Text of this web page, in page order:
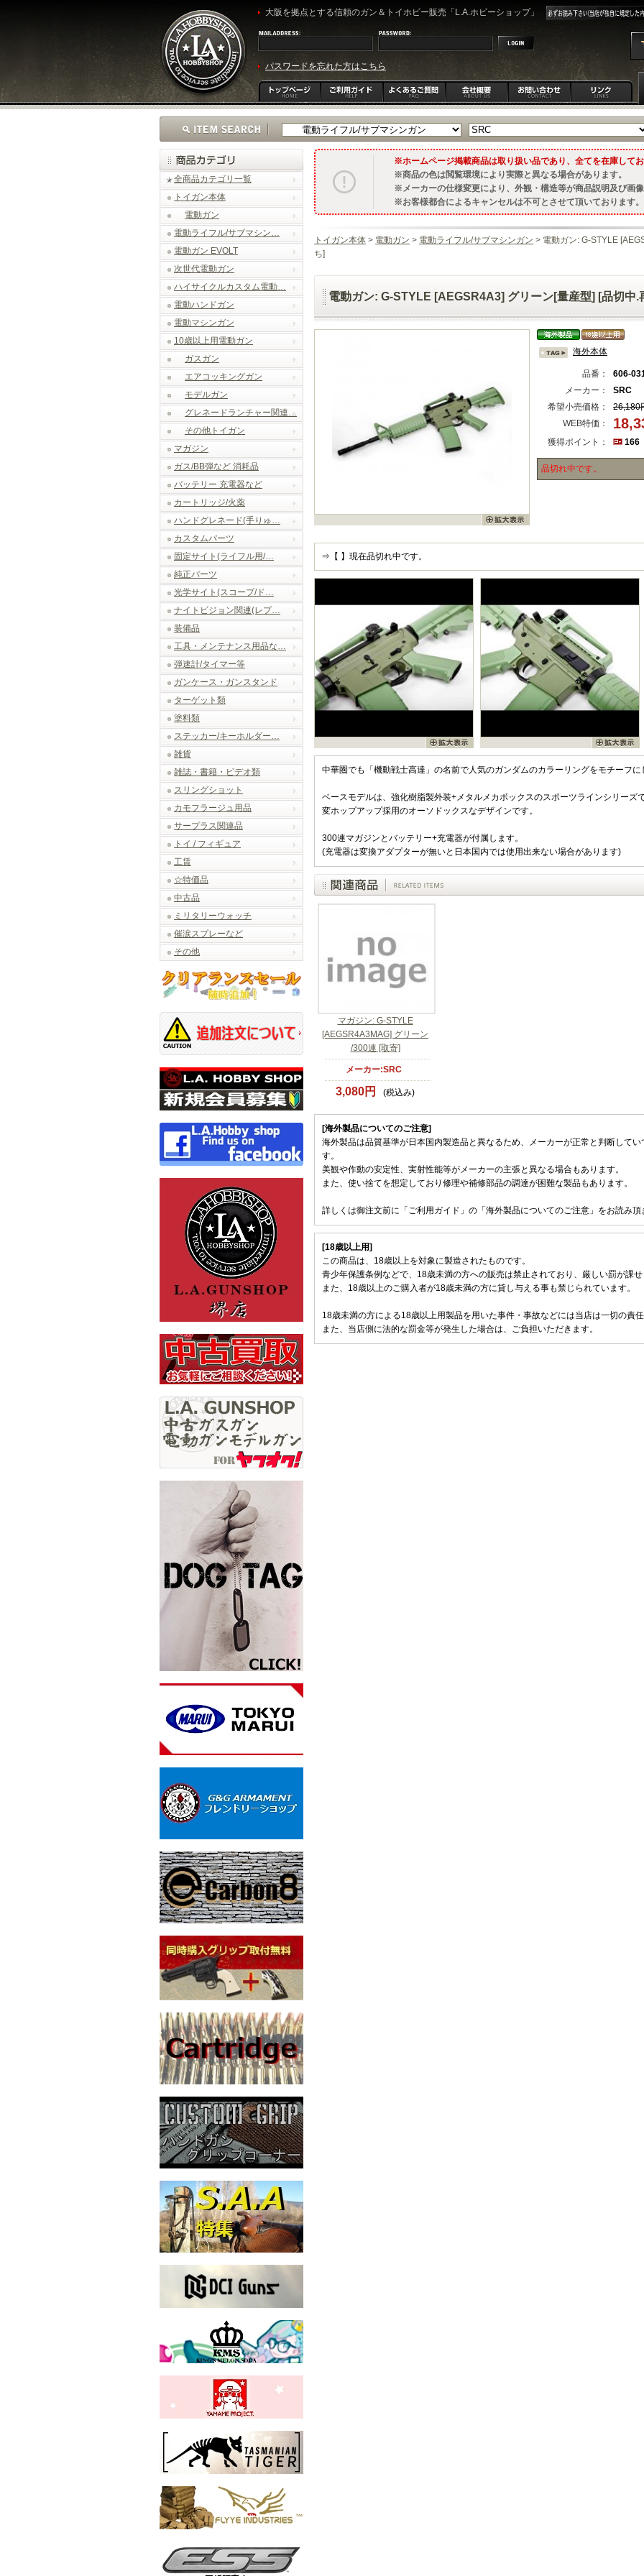
大阪を拠点とする信頼のガン＆トイホビー販売「L.A.ホビーショップ」
パスワードを忘れた方はこちら
全商品カテゴリ一覧
トイガン本体
電動ガン
電動ライフル/サブマシン…
電動ガン EVOLT
次世代電動ガン
ハイサイクルカスタム電動…
電動ハンドガン
電動マシンガン
10歳以上用電動ガン
ガスガン
エアコッキングガン
モデルガン
グレネードランチャー関連…
その他トイガン
マガジン
ガス/BB弾など 消耗品
バッテリー 充電器など
カートリッジ/火薬
ハンドグレネード(手りゅ…
カスタムパーツ
固定サイト(ライフル用/…
純正パーツ
光学サイト(スコープ/ド…
ナイトビジョン関連(レプ…
装備品
工具・メンテナンス用品な…
弾速計/タイマー等
ガンケース・ガンスタンド
ターゲット類
塗料類
ステッカー/キーホルダー…
雑貨
雑誌・書籍・ビデオ類
スリングショット
カモフラージュ用品
サープラス関連品
トイ / フィギュア
工賃
☆特価品
中古品
ミリタリーウォッチ
催涙スプレーなど
その他
ホームページ掲載商品は取り扱い品であり、全てを在庫してお
商品の色は閲覧環境により実際と異なる場合があります。
メーカーの仕様変更により、外観・構造等が商品説明及び画
お客様都合によるキャンセルは不可とさせて頂いております。
トイガン本体 > 電動ガン > 電動ライフル/サブマシンガン > 電動ガン: G-STYLE
ち]
電動ガン: G-STYLE [AEGSR4A3] グリーン[量産型] [品切中.
海外本体
品番：
606-
メーカー：
SRC
希望小売価格：
26,180
WEB特価：
獲得ポイント：
166
品切れ中です。
⇒【 】現在品切れ中です。
中華圏でも「機動戦士高達」の名前で人気のガンダムのカラーリングをモチーフに
ベースモデルは、強化樹脂製外装+メタルメカボックスのスポーツラインシリーズ
変ホップアップ採用のオーソドックスなデザインです。
300連マガジンとバッテリー+充電器が付属します。
(充電器は変換アダプターが無いと日本国内では使用出来ない場合があります)
マガジン: G-STYLE
[AEGSR4A3MAG] グリーン
/300連 [取寄]
メーカー:SRC
3,080円 (税込み)
[海外製品についてのご注意]
海外製品は品質基準が日本国内製造品と異なるため、メーカーが正常と判断して
す。
美観や作動の安定性、実射性能等がメーカーの主張と異なる場合もあります。
また、使い捨てを想定しており修理や補修部品の調達が困難な製品もあります。
詳しくは御注文前に「ご利用ガイド」の「海外製品についてのご注意」をお読み頂
[18歳以上用]
この商品は、18歳以上を対象に製造されたものです。
青少年保護条例などで、18歳未満の方への販売は禁止されており、厳しい罰が課せ
また、18歳以上のご購入者が18歳未満の方に貸し与える事も禁じられています。
18歳未満の方による18歳以上用製品を用いた事件・事故などには当店は一切の責任
また、当店側に法的な罰金等が発生した場合は、ご負担いただきます。